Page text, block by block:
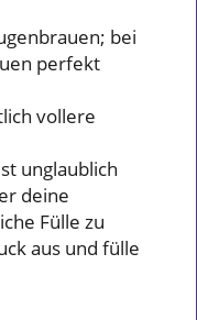
bei
perfekt
vollere
unglaublich
deine
Fülle zu
aus und fülle